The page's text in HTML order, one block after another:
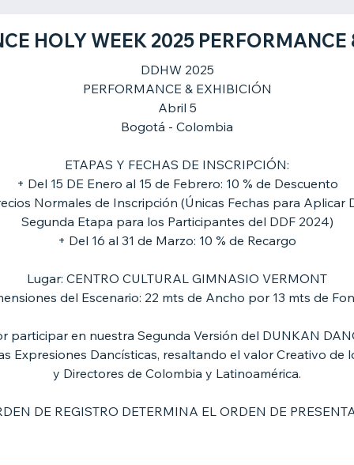
HOLY WEEK 2025 PERFORMANCE
DDHW 2025
PERFORMANCE & EXHIBICIÓN
Abril 5
Bogotá - Colombia
ETAPAS Y FECHAS DE INSCRIPCIÓN:
+ Del 15 DE Enero al 15 de Febrero: 10 % de Descuento
Normales de Inscripción (Únicas Fechas para Aplicar
Segunda Etapa para los Participantes del DDF 2024)
+ Del 16 al 31 de Marzo: 10 % de Recargo
Lugar: CENTRO CULTURAL GIMNASIO VERMONT
del Escenario: 22 mts de Ancho por 13 mts de
participar en nuestra Segunda Versión del DUNKAN
Expresiones Dancísticas, resaltando el valor Creativo de
y Directores de Colombia y Latinoamérica.
DE REGISTRO DETERMINA EL ORDEN DE